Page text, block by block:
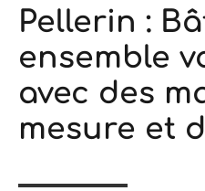
Pellerin :
ensemble
avec des
mesure et